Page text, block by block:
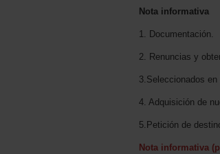
Nota informativa
1. Documentación.
2. Renuncias y
3.Seleccionados
4. Adquisición de
5.Petición de
Nota informativa